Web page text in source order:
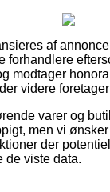
af
forhandlere
modtager
videre
varer og
men vi
der
de viste data.